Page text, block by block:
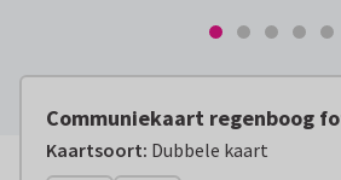
Communiekaart regenboog
Kaartsoort: Dubbele kaart